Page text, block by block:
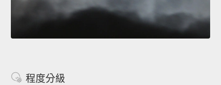
程度分級